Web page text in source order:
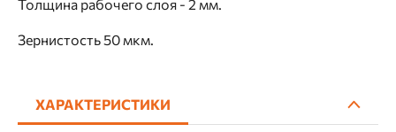
Толщина рабочего слоя - 2 мм.
Зернистость 50 мкм.
ХАРАКТЕРИСТИКИ